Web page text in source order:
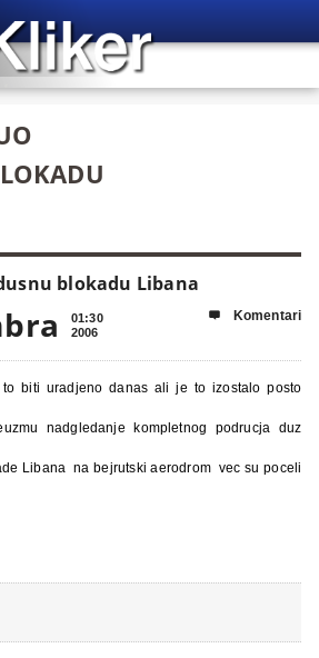
blokadu Libana
01:30
2006
 Komentari
biti uradjeno danas ali je to izostalo posto
nadgledanje kompletnog podrucja duz
Libana na bejrutski aerodrom vec su poceli